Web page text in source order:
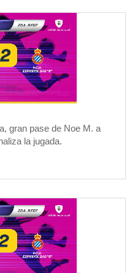
gran pase de Noe M. a
la jugada.